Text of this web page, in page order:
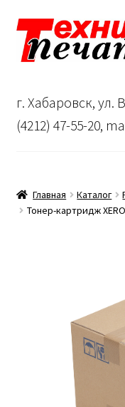
Перейти
навигации
Перейти
содержимому
Сервисный центр
…
г. Хабаровск, ул.
(4212) 47-55-20,
Главная Каталог
Тонер-картридж